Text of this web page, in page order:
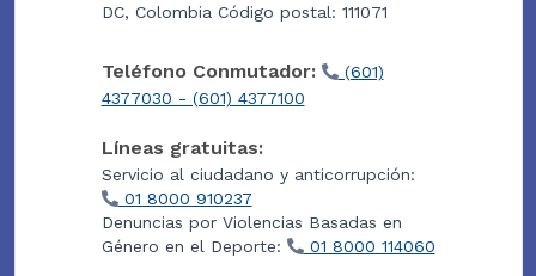
DC, Colombia Código postal: 111071
Teléfono Conmutador:
(601)
4377030 - (601) 4377100
Líneas gratuitas:
Servicio al ciudadano y anticorrupción:
01 8000 910237
Denuncias por Violencias Basadas en
Género en el Deporte:
01 8000 114060